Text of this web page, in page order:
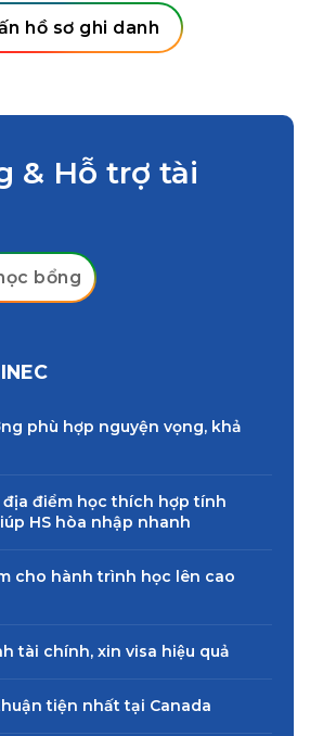
khai sinh của học sinh
của học sinh
hồ sơ ghi danh
& Hỗ trợ tài
bổng
phù hợp nguyện vọng, khả
điểm học thích hợp tính
HS hòa nhập nhanh
cho hành trình học lên cao
tài chính, xin visa hiệu quả
tiện nhất tại Canada